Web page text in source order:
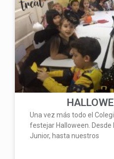
Una vez más todo el
festejar Halloween. Desde
Junior, hasta nuestros